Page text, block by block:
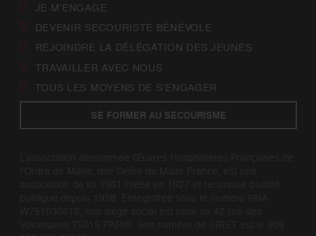
JE M’ENGAGE
DEVENIR SECOURISTE BÉNÉVOLE
REJOINDRE LA DÉLÉGATION DES JEUNES
TRAVAILLER AVEC NOUS
TOUS LES MOYENS DE S’ENGAGER
SE FORMER AU SECOURISME